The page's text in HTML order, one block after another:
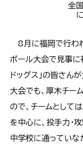
全
8月に福岡で行わ
ボール大会で見事に
ドッグス」の皆さん
大会でも、厚木チー
ので、チームとして
を中心に、投手力・
中学校に通っていな